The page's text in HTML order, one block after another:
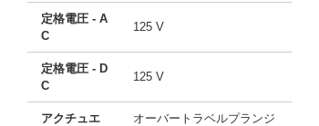
定格電圧 - A
C
125 V
定格電圧 - D
C
125 V
アクチュエ
オーバートラベルプランジ